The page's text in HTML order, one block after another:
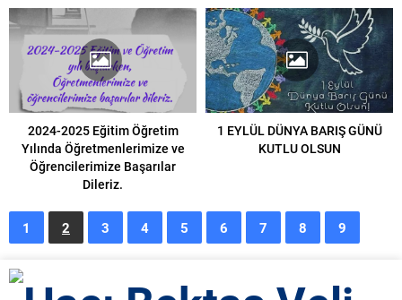
2024-2025 Eğitim Öğretim
Yılında Öğretmenlerimize ve
Öğrencilerimize Başarılar
Dileriz.
1 EYLÜL DÜNYA BARIŞ GÜNÜ
KUTLU OLSUN
1 2 3 4 5 6 7 8 9